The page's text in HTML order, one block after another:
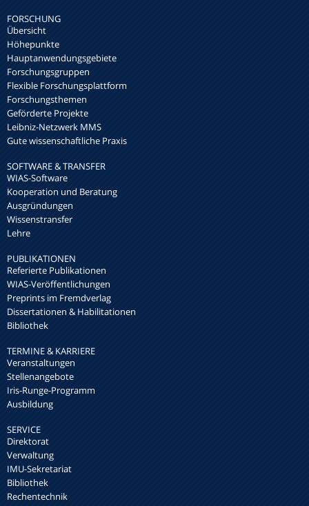
FORSCHUNG
Übersicht
Höhepunkte
Hauptanwendungsgebiete
Forschungsgruppen
Flexible Forschungsplattform
Forschungsthemen
Geförderte Projekte
Leibniz-Netzwerk MMS
Gute wissenschaftliche Praxis
SOFTWARE & TRANSFER
WIAS-Software
Kooperation und Beratung
Ausgründungen
Wissenstransfer
Lehre
PUBLIKATIONEN
Referierte Publikationen
WIAS-Veröffentlichungen
Preprints im Fremdverlag
Dissertationen & Habilitationen
Bibliothek
TERMINE & KARRIERE
Veranstaltungen
Stellenangebote
Iris-Runge-Programm
Ausbildung
SERVICE
Direktorat
Verwaltung
IMU-Sekretariat
Bibliothek
Rechentechnik